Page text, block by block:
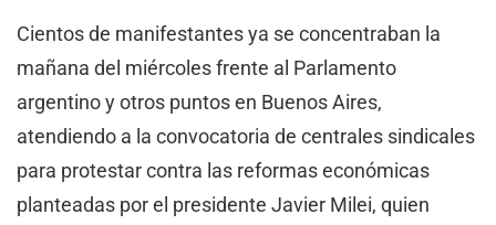
Cientos de manifestantes ya se concentraban la
mañana del miércoles frente al Parlamento
argentino y otros puntos en Buenos Aires,
atendiendo a la convocatoria de centrales sindicales
para protestar contra las reformas económicas
planteadas por el presidente Javier Milei, quien